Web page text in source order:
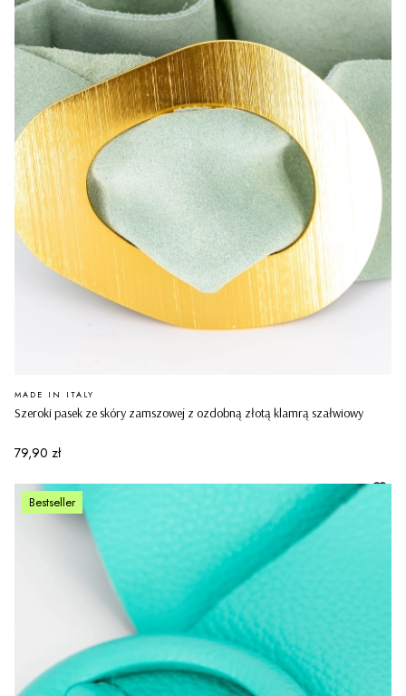
Szeroki pasek ze skóry zamszowej z ozdobną złotą klamrą szałwiowy
PRODUCENT
MADE IN ITALY
Cena
79,90 zł
Bestseller